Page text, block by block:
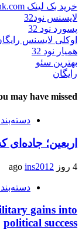
خرید بک لینک behtarinbacklink.com
لایسنس نود32
پسورد نود 32
اوکلی لایسنس رایگان
همیار نود 32
بهترین سئو
رایگان
may have missed
اربعین؛ جاده‌ای
4 روز ago ins2012
gains into
political success